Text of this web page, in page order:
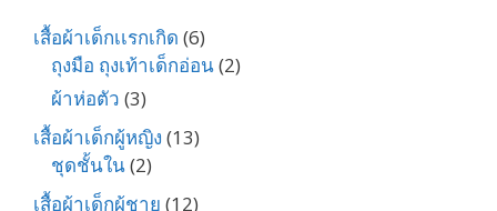
เสื้อผ้าเด็กเเรกเกิด (6)
ถุงมือ ถุงเท้าเด็กอ่อน(2)
ผ้าห่อตัว (3)
เสื้อผ้าเด็กผู้หญิง (13)
ชุดชั้นใน(2)
เสื้อผ้าเด็กผู้ชาย (12)